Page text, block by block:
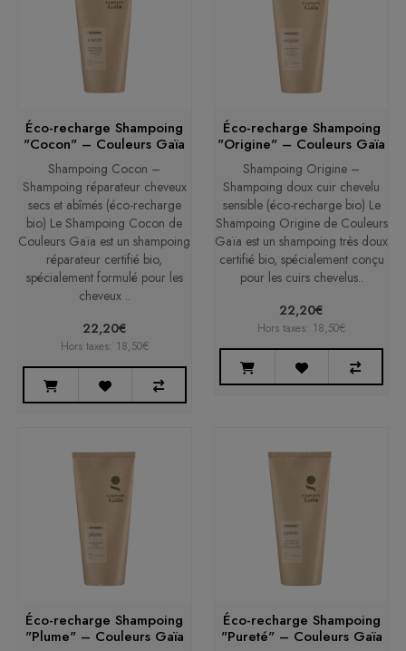
Éco-recharge Shampoing
"Cocon" – Couleurs Gaïa
Shampoing Cocon –
Shampoing réparateur cheveux
secs et abîmés (éco-recharge
bio) Le Shampoing Cocon de
Couleurs Gaïa est un shampoing
réparateur certifié bio,
spécialement formulé pour les
cheveux ..
22,20€
Hors taxes: 18,50€
Éco-recharge Shampoing
"Origine" – Couleurs Gaïa
Shampoing Origine –
Shampoing doux cuir chevelu
sensible (éco-recharge bio) Le
Shampoing Origine de Couleurs
Gaïa est un shampoing très doux
certifié bio, spécialement conçu
pour les cuirs chevelus..
22,20€
Hors taxes: 18,50€
Éco-recharge Shampoing
"Plume" – Couleurs Gaïa
Éco-recharge Shampoing
"Pureté" – Couleurs Gaïa